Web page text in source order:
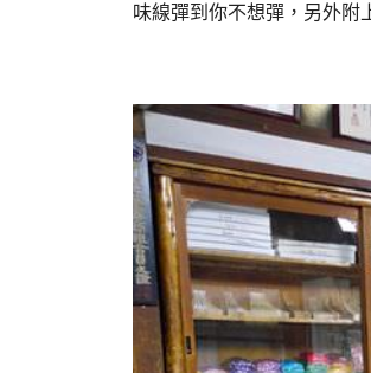
味線彈到你不想彈， 另外附